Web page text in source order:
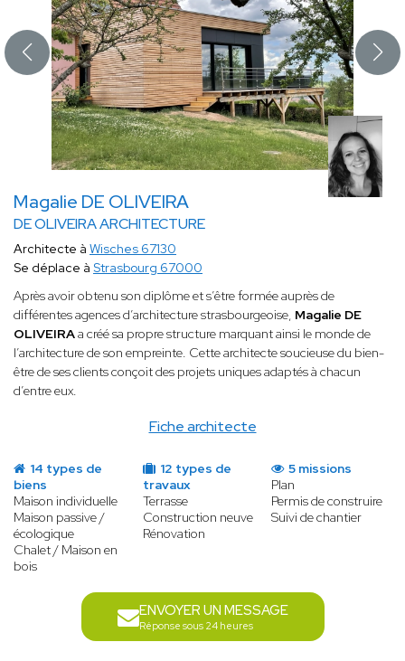
Magalie DE OLIVEIRA
DE OLIVEIRA ARCHITECTURE
Fiche architecte
Architecte à Wisches 67130
Se déplace à Strasbourg 67000
Après avoir obtenu son diplôme et s’être formée auprès de
différentes agences d’architecture strasbourgeoise, Magalie DE
OLIVEIRAa créé sa propre structure marquant ainsi le monde de
l’architecture de son empreinte. Cette architecte soucieuse du bien-
être de ses clients conçoit des projets uniques adaptés à chacun
d’entre eux.
14 types de
biens
Maison individuelle
Maison passive /
écologique
Chalet / Maison en
bois
12 types de
travaux
Terrasse
Construction neuve
Rénovation
5 missions
Plan
Permis de construire
Suivi de chantier
ENVOYER UN MESSAGE
Réponse sous 24 heures